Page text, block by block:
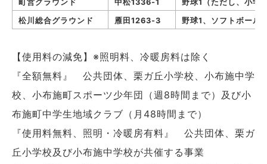
町営グラウンド 中松1336-1 野球1（ただし、小学
松川総合グラウンド 雁田1263-3 野球1、ソフトボール1
【使用料の減免】※照明料、冷暖房料は除く
『全額無料』 公共団体、栗ガ丘小学校、小布施中学
校、小布施町スポーツ少年団（週8時間まで）及び小
布施町中学生地域クラブ（月48時間まで）
『使用料無料、照明・冷暖房有料』 公共団体、栗ガ
丘小学校及び小布施中学校が共催する事業